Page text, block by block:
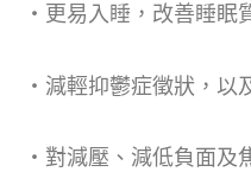
‧更易入睡，改善睡眠
‧減輕抑鬱症徵狀，以
‧對減壓、減低負面及